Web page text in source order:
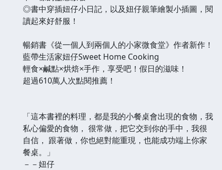
◎書中穿插妞仔小日記，以及妞仔親筆繪製小插圖，閱
讀起來好舒服！
暢銷書《從一個人到兩個人的小家微食堂》作者新作！
藍帶生活家妞仔Sweet Home Cooking
輕食×鹹點×烘焙×手作，享受吧！假日的滋味！
超過610萬人次點閱推薦！
「這本書裡的料理，都是我的小餐桌會出現的食物，我
私心偏愛的食物， 很常做，把它交到你的手中，我很
自信， 跟著做，你也絕對能重現，也能成功端上你家
餐桌。」
－－妞仔